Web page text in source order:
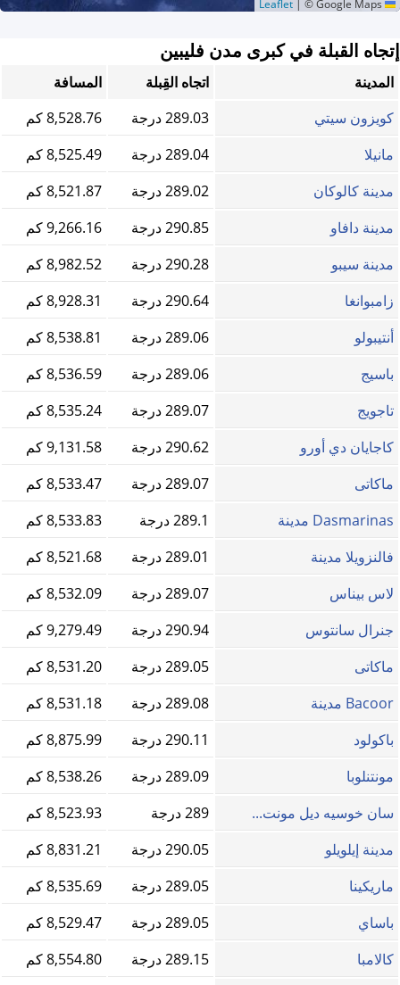
© Google Maps
إتجاه القبلة في كبرى مدن فليبين
المدينة اتجاه القِبلة
المسافة
كويزون سيتي
289.03 درجة
8,528.76 كم
مانيلا
289.04 درجة
8,525.49 كم
مدينة كالوكان
289.02 درجة
8,521.87 كم
مدينة دافاو
290.85 درجة
9,266.16 كم
مدينة سيبو
290.28 درجة
8,982.52 كم
زامبوانغا
290.64 درجة
8,928.31 كم
أنتيبولو
289.06 درجة
8,538.81 كم
باسيج
289.06 درجة
8,536.59 كم
تاجويج
289.07 درجة
8,535.24 كم
كاجايان دي أورو
290.62 درجة
9,131.58 كم
ماكاتى
289.07 درجة
8,533.47 كم
Dasmarinas مدينة
289.1 درجة
8,533.83 كم
فالنزويلا مدينة
289.01 درجة
8,521.68 كم
لاس بيناس
289.07 درجة
8,532.09 كم
جنرال سانتوس
290.94 درجة
9,279.49 كم
ماكاتى
289.05 درجة
8,531.20 كم
Bacoor مدينة
289.08 درجة
8,531.18 كم
باكولود
290.11 درجة
8,875.99 كم
مونتنلوبا
289.09 درجة
8,538.26 كم
سان خوسيه ديل مونت...
289 درجة
8,523.93 كم
مدينة إيلويلو
290.05 درجة
8,831.21 كم
ماريكينا
289.05 درجة
8,535.69 كم
باساي
289.05 درجة
8,529.47 كم
كالامبا
289.15 درجة
8,554.80 كم